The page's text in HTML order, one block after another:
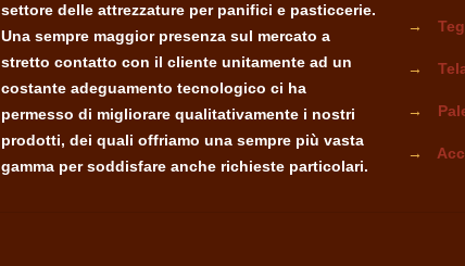
settore delle attrezzature per panifici e pasticcerie.
Una sempre maggior presenza sul mercato a
stretto contatto con il cliente unitamente ad un
costante adeguamento tecnologico ci ha
permesso di migliorare qualitativamente i nostri
prodotti, dei quali offriamo una sempre più vasta
gamma per soddisfare anche richieste particolari.
→
→
→
→